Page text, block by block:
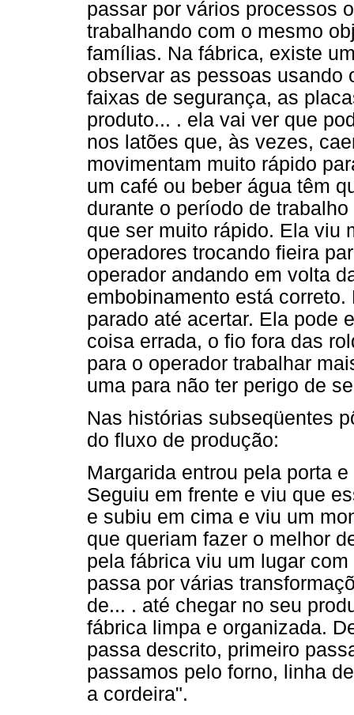
passar por vários processos
trabalhando com o mesmo
famílias. Na fábrica, existe
observar as pessoas usando
faixas de segurança, as
produto... . ela vai ver que
nos latões que, às vezes,
movimentam muito rápido
um café ou beber água têm
durante o período de
que ser muito rápido. Ela viu
operadores trocando fieira
operador andando em volta
embobinamento está
parado até acertar. Ela pode
coisa errada, o fio fora das
para o operador trabalhar
uma para não ter perigo de
Nas histórias subseqüentes
do fluxo de produção:
Margarida entrou pela porta
Seguiu em frente e viu que
e subiu em cima e viu um
que queriam fazer o melhor
pela fábrica viu um lugar
passa por várias
de... . até chegar no seu
fábrica limpa e organizada.
passa descrito, primeiro
passamos pelo forno, linha
a cordeira".